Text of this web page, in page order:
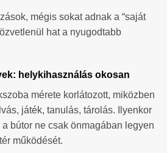
mégis sokat adnak a “saját
hat a nyugodtabb
helykihasználás okosan
mérete korlátozott, miközben
játék, tanulás, tárolás. Ilyenkor
bútor ne csak önmagában legyen
működését.